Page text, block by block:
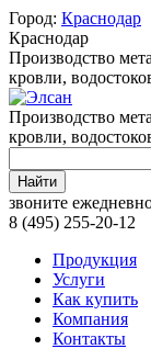
Город: Краснодар
Краснодар
Производство
кровли,
Производство
кровли,
Найти
звоните
8 (495) 255-20-12
Продукция
Услуги
Как купить
Компания
Контакты